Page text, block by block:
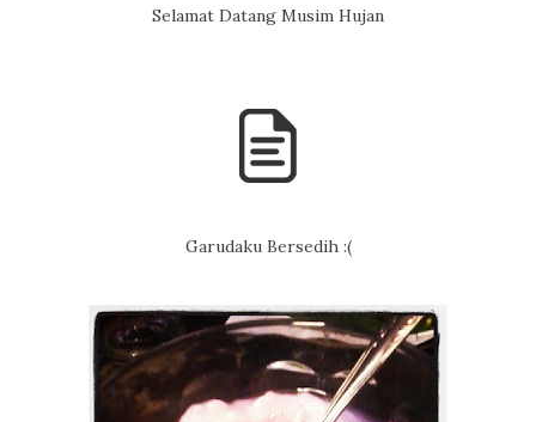
Selamat Datang Musim Hujan
Garudaku Bersedih :(